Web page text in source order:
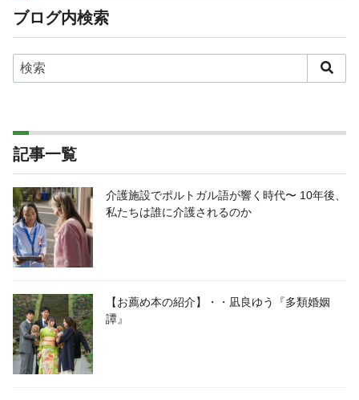
ブログ内検索
記事一覧
介護施設でポルトガル語が響く時代〜 10年後、
私たちは誰に介護されるのか
【お薦め本の紹介】・・凪良ゆう『多類婚姻
譚』